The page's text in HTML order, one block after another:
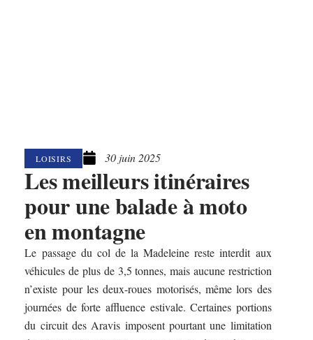
LOISIRS 30 juin 2025
Les meilleurs itinéraires
pour une balade à moto
en montagne
Le passage du col de la Madeleine reste interdit aux
véhicules de plus de 3,5 tonnes, mais aucune restriction
n’existe pour les deux-roues motorisés, même lors des
journées de forte affluence estivale. Certaines portions
du circuit des Aravis imposent pourtant une limitation